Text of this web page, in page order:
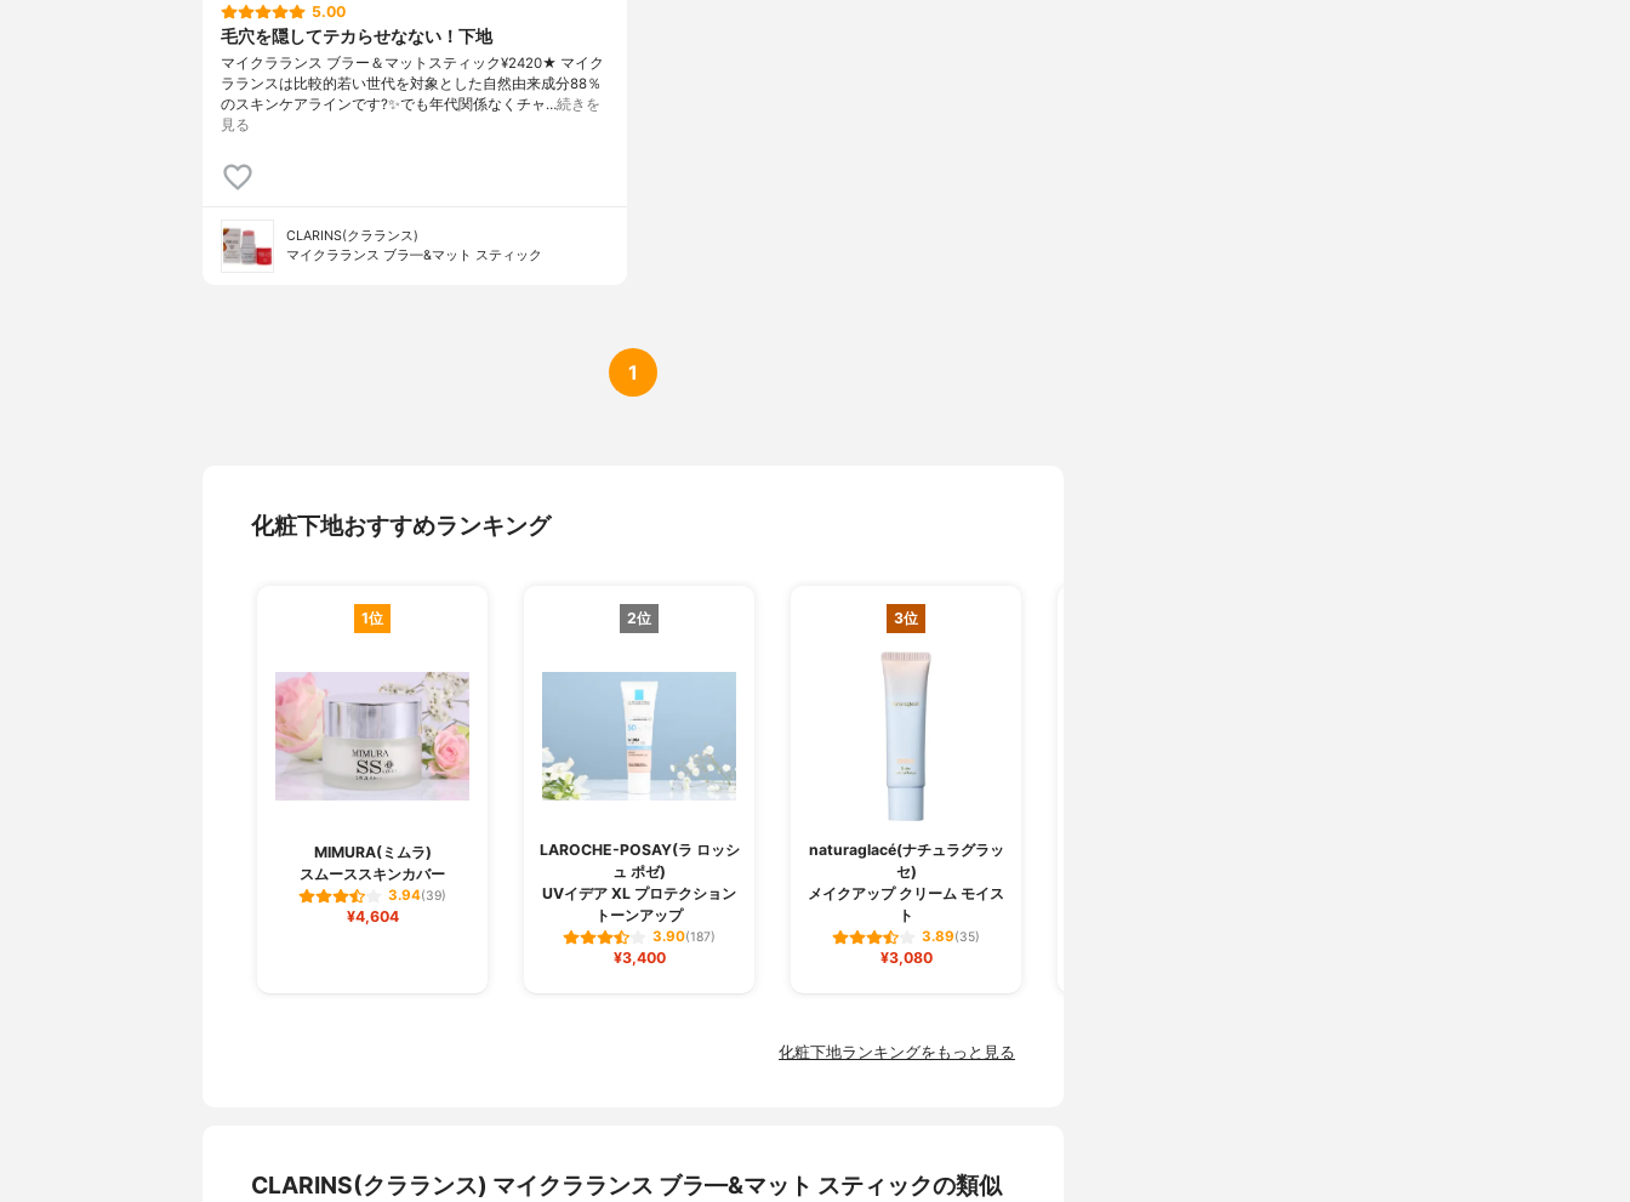
5.00
毛穴を隠してテカらせなない！下地
マイクラランス ブラー＆マットスティック¥2420★ マイク
ラランスは比較的若い世代を対象とした自然由来成分88％
のスキンケアラインです?✨でも年代関係なくチャ…続きを
見る
CLARINS(クラランス)
マイクラランス ブラ—&マット スティック
1
化粧下地おすすめランキング
1位
MIMURA(ミムラ)
スムーススキンカバー
3.94(39)
¥4,604
2位
LAROCHE-POSAY(ラ ロッシ
ュ ポゼ)
UVイデア XL プロテクション
トーンアップ
3.90(187)
¥3,400
3位
naturaglacé(ナチュラグラッ
セ)
メイクアップ クリーム モイス
ト
3.89(35)
¥3,080
化粧下地ランキングをもっと見る
CLARINS(クラランス) マイクラランス ブラ—&マット スティックの類似